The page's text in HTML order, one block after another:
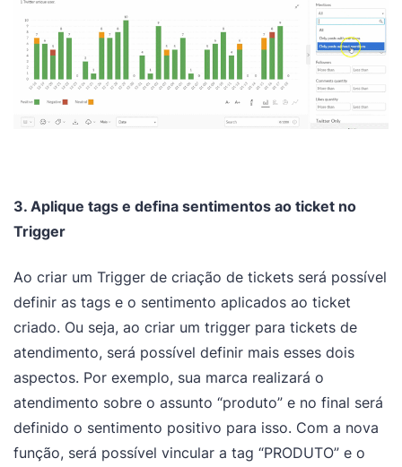
3. Aplique tags e defina sentimentos ao ticket no
Trigger
Ao criar um Trigger de criação de tickets será possível
definir as tags e o sentimento aplicados ao ticket
criado. Ou seja, ao criar um trigger para tickets de
atendimento, será possível definir mais esses dois
aspectos. Por exemplo, sua marca realizará o
atendimento sobre o assunto “produto” e no final será
definido o sentimento positivo para isso. Com a nova
função, será possível vincular a tag “PRODUTO” e o